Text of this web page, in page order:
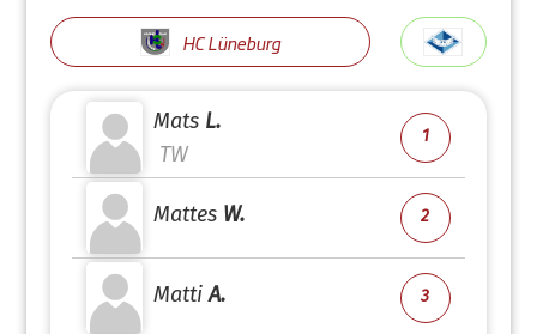
HC Lüneburg
Mats L.
TW
1
Mattes W. 2
Matti A. 3